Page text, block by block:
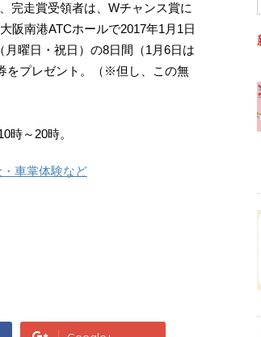
完走賞受領者は、Wチャンス賞に
阪南港ATCホールで2017年1月1日
月曜日・祝日）の8日間（1月6日は
をプレゼント。（※但し、この無
時～20時。
車掌体験など